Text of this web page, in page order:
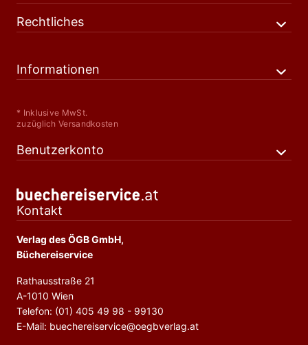
Rechtliches
Informationen
* Inklusive MwSt.
zuzüglich Versandkosten
Benutzerkonto
Kontakt
Verlag des ÖGB GmbH,
Büchereiservice
Rathausstraße 21
A-1010 Wien
Telefon: (01) 405 49 98 - 99130
E-Mail: buechereiservice@oegbverlag.at